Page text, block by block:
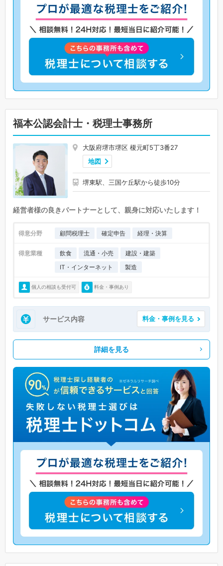
福本公認会計士・税理士事務所
大阪府堺市堺区 榎元町5丁3番27
地図
堺東駅、三国ケ丘駅から徒歩10分
経営者様の良きパートナーとして、親身に対応いたします！
得意分野 顧問税理士 確定申告 経理・決算
得意業種 飲食 流通・小売
建設・建築
IT・インターネット
製造
個人の相談も受付可 料金・事例あり
サービス内容 料金・事例を見る
詳細を見る